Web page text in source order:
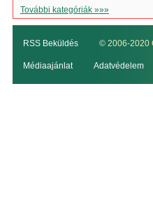
További kategóriák »»»
RSS Beküldés © 2006-2020
Médiaajánlat Adatvédelem